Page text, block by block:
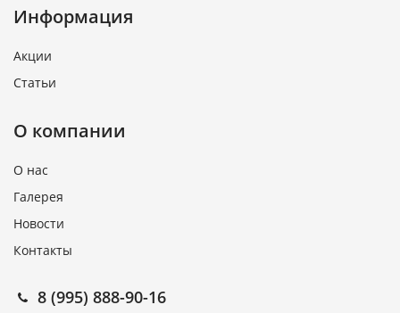
Информация
Акции
Статьи
О компании
О нас
Галерея
Новости
Контакты
8 (995) 888-90-16